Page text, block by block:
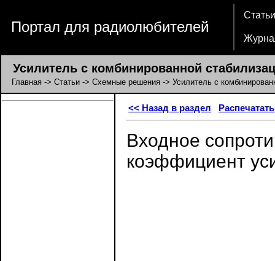
Портал для радиолюбителей
Статьи
Усилитель с комбинированной
Главная -> Статьи -> Схемные решения -> Усилитель с
<< Назад в раздел Распечатать
Входное
коэффициент